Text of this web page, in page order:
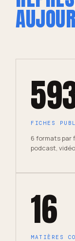
FICHES
6 formats par
podcast,
16
MATIÈRES